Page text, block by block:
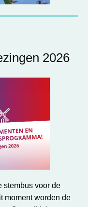
2026
stembus voor de
moment worden de